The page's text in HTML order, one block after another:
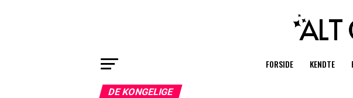
FORSIDE KENDTE
DE KONGELIGE